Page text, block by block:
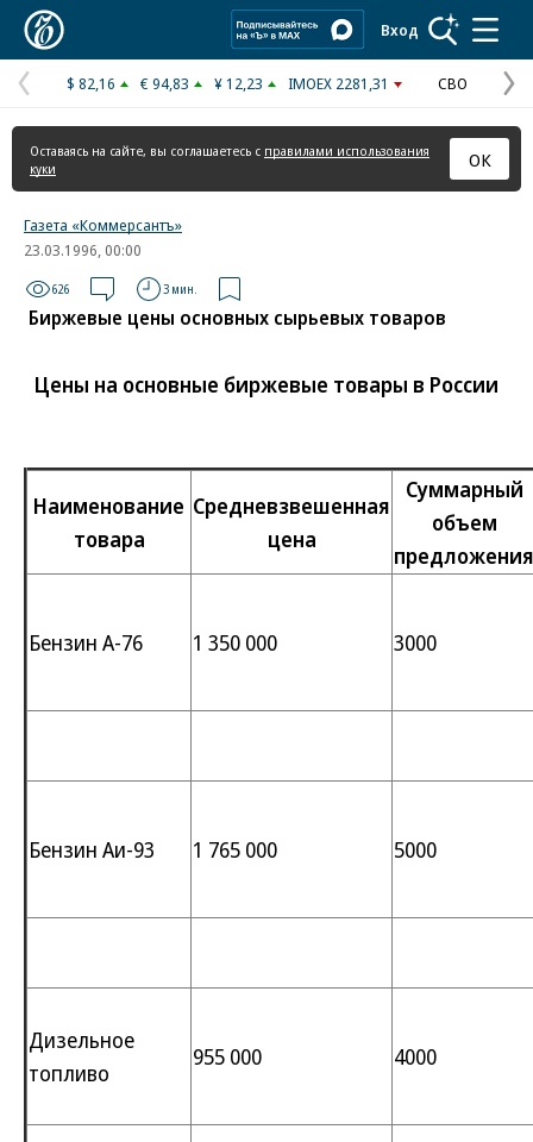
Вход
Предыдущая
страница
$ 82,16 € 94,83 ¥ 12,23 IMOEX 2281,31 СВО
Оставаясь на сайте, вы соглашаетесь с правилами использования
куки
ОК
Газета «Коммерсантъ»
23.03.1996, 00:00
626 3 мин.
Биржевые цены основных сырьевых товаров
Цены на основные биржевые товары в России
Наименование
товара
Средневзвешенная
цена
Суммарный
объем
предложения
Бензин А-76 1 350 000 3000
Бензин Аи-93 1 765 000 5000
Дизельное
топливо
955 000 4000